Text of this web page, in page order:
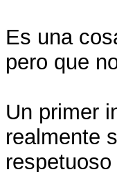
Es una
pero que
Un primer
realmente